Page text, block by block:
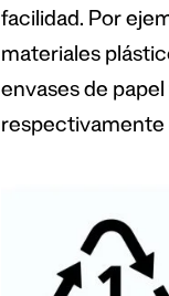
facilidad. Por
materiales
envases de
respectivamente